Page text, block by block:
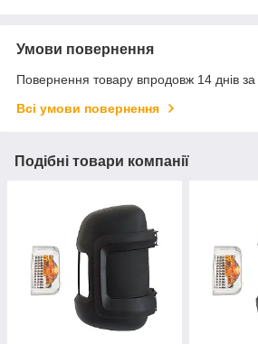
Умови повернення
Повернення товару впродовж 14 днів
Всі умови повернення
Подібні товари компанії